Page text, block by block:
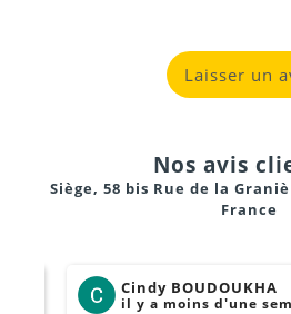
Laisser un
Nos avis
Siège, 58 bis Rue de la
France
Cindy BOUDOUKHA
il y a moins d'une